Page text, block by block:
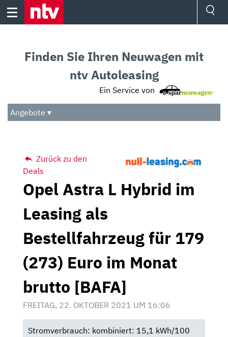
Skip
Audio
Das Beste
Finden Sie Ihren Neuwagen mit
ntv Autoleasing
Ein Service von
Angebote ▾
Zurück zu den
Deals
Opel Astra L Hybrid im
Leasing als
Bestellfahrzeug für 179
(273) Euro im Monat
brutto [BAFA]
FREITAG, 22. OKTOBER 2021 UM 16:06
Stromverbrauch: kombiniert: 15,1 kWh/100